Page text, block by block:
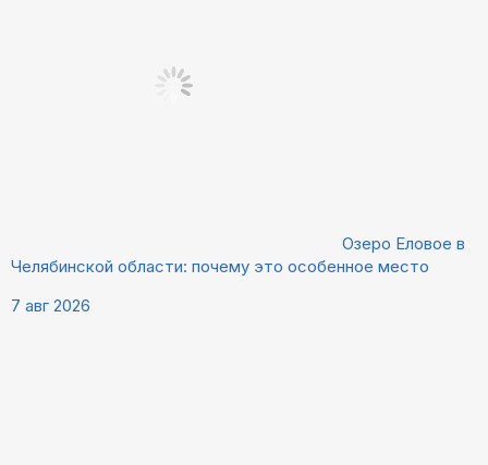
Озеро Еловое в
Челябинской области: почему это особенное место
7 авг 2026